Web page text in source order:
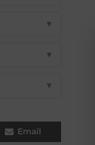
▼
▼
▼
Email